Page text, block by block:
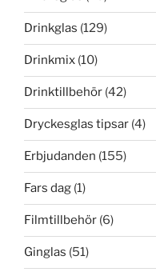
Drinkglas (129)
Drinkmix (10)
Drinktillbehör (42)
Dryckesglas tipsar (4)
Erbjudanden (155)
Fars dag (1)
Filmtillbehör (6)
Ginglas (51)